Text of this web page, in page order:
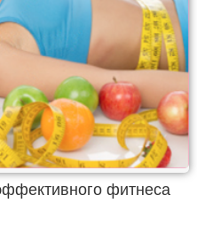
фитнеса